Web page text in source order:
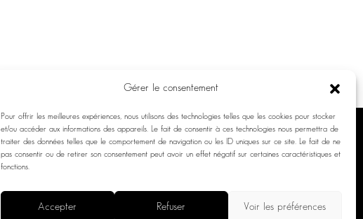
Gérer le consentement
Pour offrir les meilleures expériences, nous utilisons des technologies telles que les cookies pour stocker
et/ou accéder aux informations des appareils. Le fait de consentir à ces technologies nous permettra de
traiter des données telles que le comportement de navigation ou les ID uniques sur ce site. Le fait de ne
pas consentir ou de retirer son consentement peut avoir un effet négatif sur certaines caractéristiques et
fonctions.
Accepter Refuser Voir les préférences
ELEGANT ADDRESS
NOTRE CONCEPT